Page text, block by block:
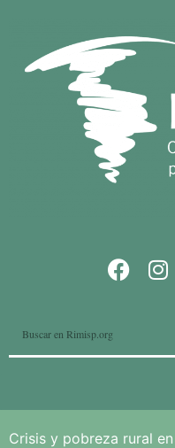
Crisis y pobreza rural